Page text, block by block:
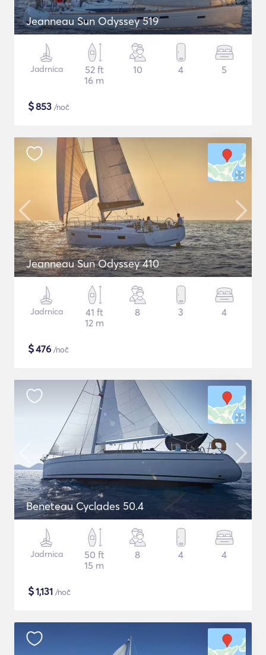
Jeanneau Sun Odyssey 519
Jadrnica
52 ft
16 m
10 4 5
$853 /noč
Jeanneau Sun Odyssey 410
Jadrnica
41 ft
12 m
8 3 4
$476 /noč
Beneteau Cyclades 50.4
Jadrnica
50 ft
15 m
8 4 4
$1,131 /noč